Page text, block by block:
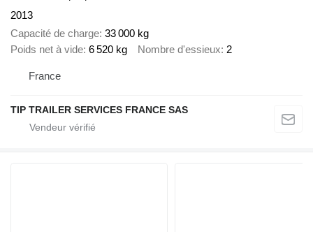
2013
Capacité de charge 33 000 kg
Poids net à vide 6 520 kg Nombre d'essieux 2
France
TIP TRAILER SERVICES FRANCE SAS